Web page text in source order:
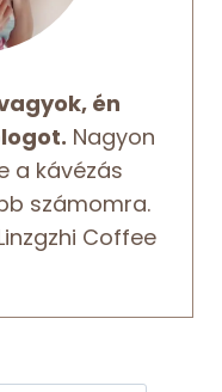
én
Nagyon
a kávézás
számomra.
Coffee